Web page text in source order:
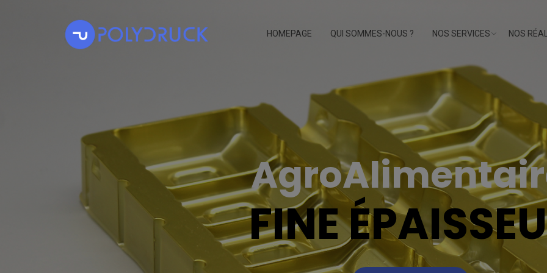
HOMEPAGE QUI SOMMES-NOUS ? NOS SERVICES NOS
FINE